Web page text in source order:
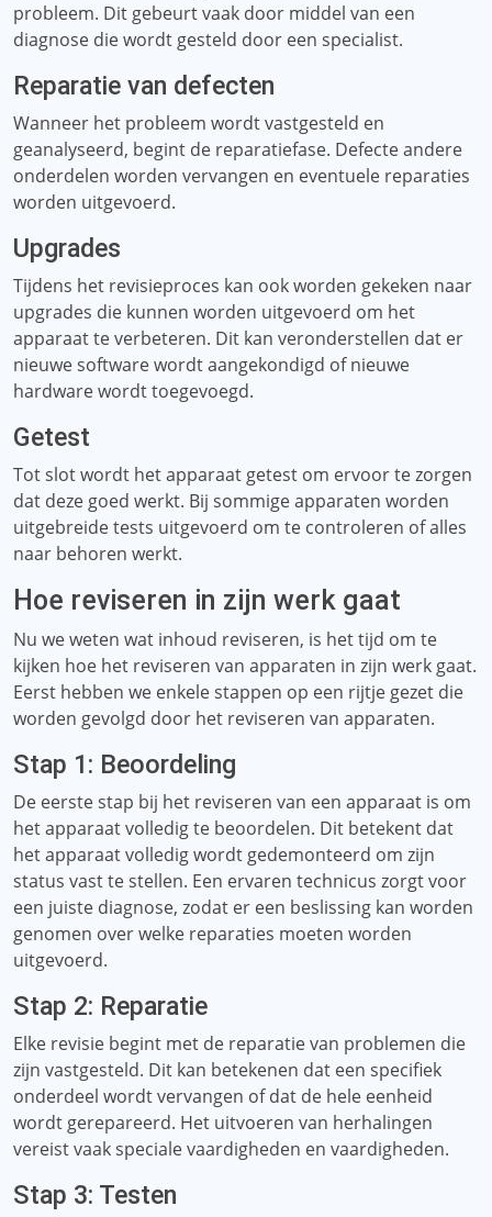
probleem. Dit gebeurt vaak door middel van een
diagnose die wordt gesteld door een specialist.
Reparatie van defecten
Wanneer het probleem wordt vastgesteld en
geanalyseerd, begint de reparatiefase. Defecte andere
onderdelen worden vervangen en eventuele reparaties
worden uitgevoerd.
Upgrades
Tijdens het revisieproces kan ook worden gekeken naar
upgrades die kunnen worden uitgevoerd om het
apparaat te verbeteren. Dit kan veronderstellen dat er
nieuwe software wordt aangekondigd of nieuwe
hardware wordt toegevoegd.
Getest
Tot slot wordt het apparaat getest om ervoor te zorgen
dat deze goed werkt. Bij sommige apparaten worden
uitgebreide tests uitgevoerd om te controleren of alles
naar behoren werkt.
Hoe reviseren in zijn werk gaat
Nu we weten wat inhoud reviseren, is het tijd om te
kijken hoe het reviseren van apparaten in zijn werk gaat.
Eerst hebben we enkele stappen op een rijtje gezet die
worden gevolgd door het reviseren van apparaten.
Stap 1: Beoordeling
De eerste stap bij het reviseren van een apparaat is om
het apparaat volledig te beoordelen. Dit betekent dat
het apparaat volledig wordt gedemonteerd om zijn
status vast te stellen. Een ervaren technicus zorgt voor
een juiste diagnose, zodat er een beslissing kan worden
genomen over welke reparaties moeten worden
uitgevoerd.
Stap 2: Reparatie
Elke revisie begint met de reparatie van problemen die
zijn vastgesteld. Dit kan betekenen dat een specifiek
onderdeel wordt vervangen of dat de hele eenheid
wordt gerepareerd. Het uitvoeren van herhalingen
vereist vaak speciale vaardigheden en vaardigheden.
Stap 3: Testen